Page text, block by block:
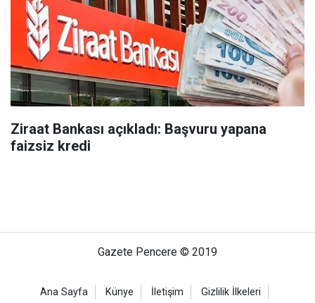
Ziraat Bankası açıkladı: Başvuru yapana
faizsiz kredi
Gazete Pencere © 2019
Ana Sayfa Künye İletişim
Gizlilik İlkeleri